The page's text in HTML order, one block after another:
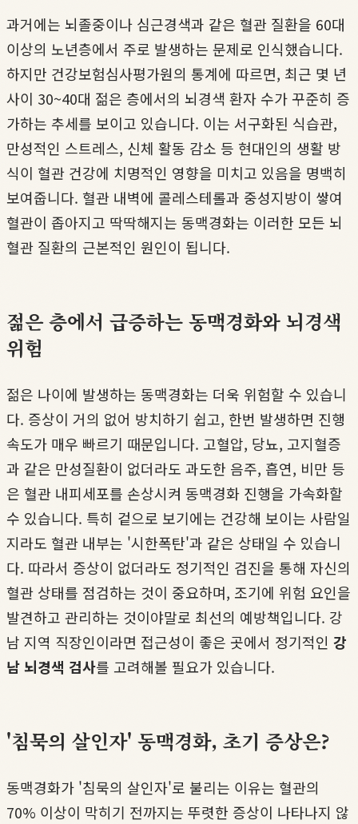
과거에는 뇌졸중이나 심근경색과 같은 혈관 질환을 60대
이상의 노년층에서 주로 발생하는 문제로 인식했습니다.
하지만 건강보험심사평가원의 통계에 따르면, 최근 몇 년
사이 30~40대 젊은 층에서의 뇌경색 환자 수가 꾸준히 증
가하는 추세를 보이고 있습니다. 이는 서구화된 식습관,
만성적인 스트레스, 신체 활동 감소 등 현대인의 생활 방
식이 혈관 건강에 치명적인 영향을 미치고 있음을 명백히
보여줍니다. 혈관 내벽에 콜레스테롤과 중성지방이 쌓여
혈관이 좁아지고 딱딱해지는 동맥경화는 이러한 모든 뇌
혈관 질환의 근본적인 원인이 됩니다.
젊은 층에서 급증하는 동맥경화와 뇌경색
위험
젊은 나이에 발생하는 동맥경화는 더욱 위험할 수 있습니
다. 증상이 거의 없어 방치하기 쉽고, 한번 발생하면 진행
속도가 매우 빠르기 때문입니다. 고혈압, 당뇨, 고지혈증
과 같은 만성질환이 없더라도 과도한 음주, 흡연, 비만 등
은 혈관 내피세포를 손상시켜 동맥경화 진행을 가속화할
수 있습니다. 특히 겉으로 보기에는 건강해 보이는 사람일
지라도 혈관 내부는 '시한폭탄'과 같은 상태일 수 있습니
다. 따라서 증상이 없더라도 정기적인 검진을 통해 자신의
혈관 상태를 점검하는 것이 중요하며, 조기에 위험 요인을
발견하고 관리하는 것이야말로 최선의 예방책입니다. 강
남 지역 직장인이라면 접근성이 좋은 곳에서 정기적인 강
남 뇌경색 검사를 고려해볼 필요가 있습니다.
'침묵의 살인자' 동맥경화, 초기 증상은?
동맥경화가 '침묵의 살인자'로 불리는 이유는 혈관의
70% 이상이 막히기 전까지는 뚜렷한 증상이 나타나지 않